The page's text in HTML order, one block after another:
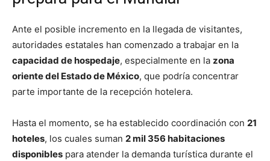
Ante el posible incremento en la llegada de visitantes,
autoridades estatales han comenzado a trabajar en la
capacidad de hospedaje, especialmente en la zona
oriente del Estado de México, que podría concentrar
parte importante de la recepción hotelera.
Hasta el momento, se ha establecido coordinación con 21
hoteles, los cuales suman 2 mil 356 habitaciones
disponibles para atender la demanda turística durante el